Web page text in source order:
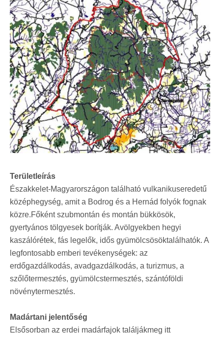
Területleírás
Északkelet-Magyarországon található vulkanikuseredetű
középhegység, amit a Bodrog és a Hernád folyók fognak
közre.Főként szubmontán és montán bükkösök,
gyertyános tölgyesek borítják. Avölgyekben hegyi
kaszálórétek, fás legelők, idős gyümölcsösöktalálhatók. A
legfontosabb emberi tevékenységek: az
erdőgazdálkodás, avadgazdálkodás, a turizmus, a
szőlőtermesztés, gyümölcstermesztés, szántóföldi
növénytermesztés.
Madártani jelentőség
Elsősorban az erdei madárfajok találjákmeg itt